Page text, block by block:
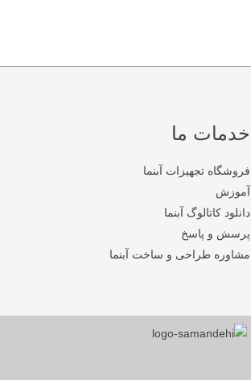
خدمات ما
فروشگاه تجهیزات آبنما
آموزش
دانلود کاتالوگ آبنما
پرسش و پاسخ
مشاوره طراحی و ساخت آبنما